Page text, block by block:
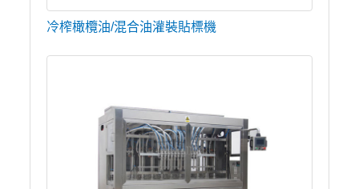
冷榨橄欖油/混合油灌裝貼標機